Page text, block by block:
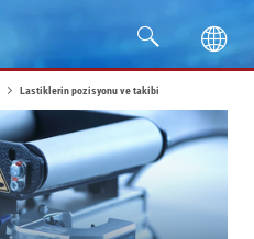
Lastiklerin pozisyonu ve takibi